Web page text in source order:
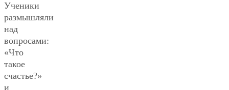
Ученики
размышляли
над
вопросами:
«Что
такое
счастье?»
и